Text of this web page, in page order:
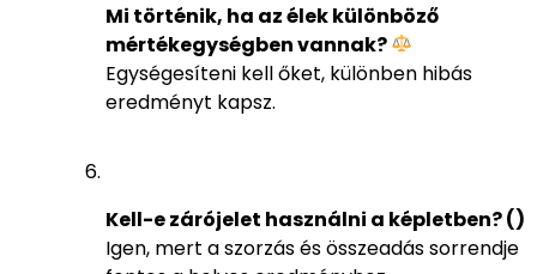
Mi történik, ha az élek különböző
mértékegységben vannak?
Egységesíteni kell őket, különben hibás
eredményt kapsz.
Kell-e zárójelet használni a képletben? ()
Igen, mert a szorzás és összeadás sorrendje